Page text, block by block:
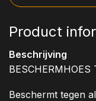
Product
Beschrijving
Beschermt tegen